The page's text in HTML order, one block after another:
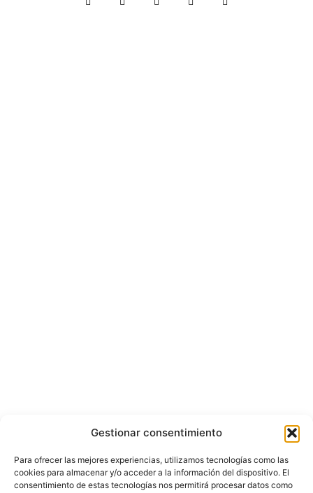
Gestionar consentimiento
Para ofrecer las mejores experiencias, utilizamos tecnologías como las
cookies para almacenar y/o acceder a la información del dispositivo. El
consentimiento de estas tecnologías nos permitirá procesar datos como